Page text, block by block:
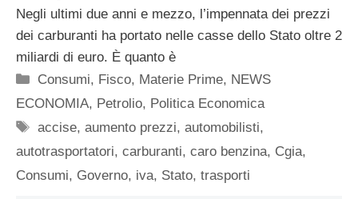
Negli ultimi due anni e mezzo, l’impennata dei prezzi
dei carburanti ha portato nelle casse dello Stato oltre 2
miliardi di euro. È quanto è
Categorie
Consumi, Fisco, Materie Prime, NEWS
ECONOMIA, Petrolio, Politica Economica
Tag
accise,aumento prezzi,automobilisti,
autotrasportatori, carburanti, caro benzina, Cgia,
Consumi, Governo, iva, Stato, trasporti